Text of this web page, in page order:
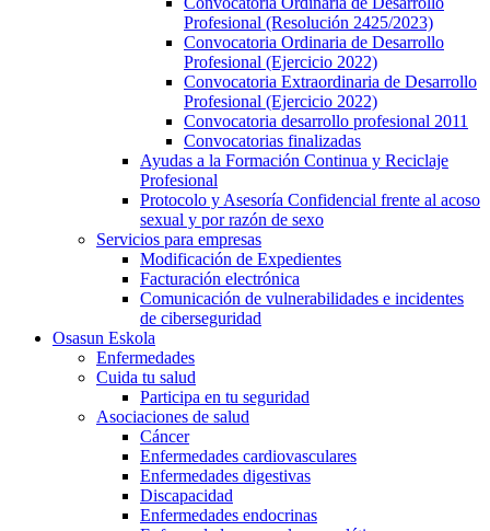
Profesional (Resolución 2425/2023)
Convocatoria Ordinaria de Desarrollo
Profesional (Ejercicio 2022)
Convocatoria Extraordinaria de Desarrollo
Profesional (Ejercicio 2022)
Convocatoria desarrollo profesional 2011
Convocatorias finalizadas
Ayudas a la Formación Continua y Reciclaje
Profesional
Protocolo y Asesoría Confidencial frente al acoso
sexual y por razón de sexo
Servicios para empresas
Modificación de Expedientes
Facturación electrónica
Comunicación de vulnerabilidades e incidentes
de ciberseguridad
Osasun Eskola
Enfermedades
Cuida tu salud
Participa en tu seguridad
Asociaciones de salud
Cáncer
Enfermedades cardiovasculares
Enfermedades digestivas
Discapacidad
Enfermedades endocrinas